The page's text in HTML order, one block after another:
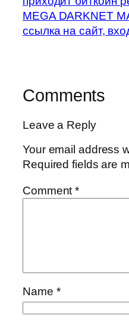
MEGA DARKNET
ссылка на сайт,
Comments
Leave a Reply
Your email address
Required fields are
Comment*
Name *